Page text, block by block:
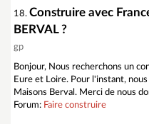
18. Construire avec
BERVAL ?
gp
Bonjour, Nous recherchons un
Eure et Loire. Pour l'instant,
Maisons Berval. Merci de nous
Forum: Faire construire